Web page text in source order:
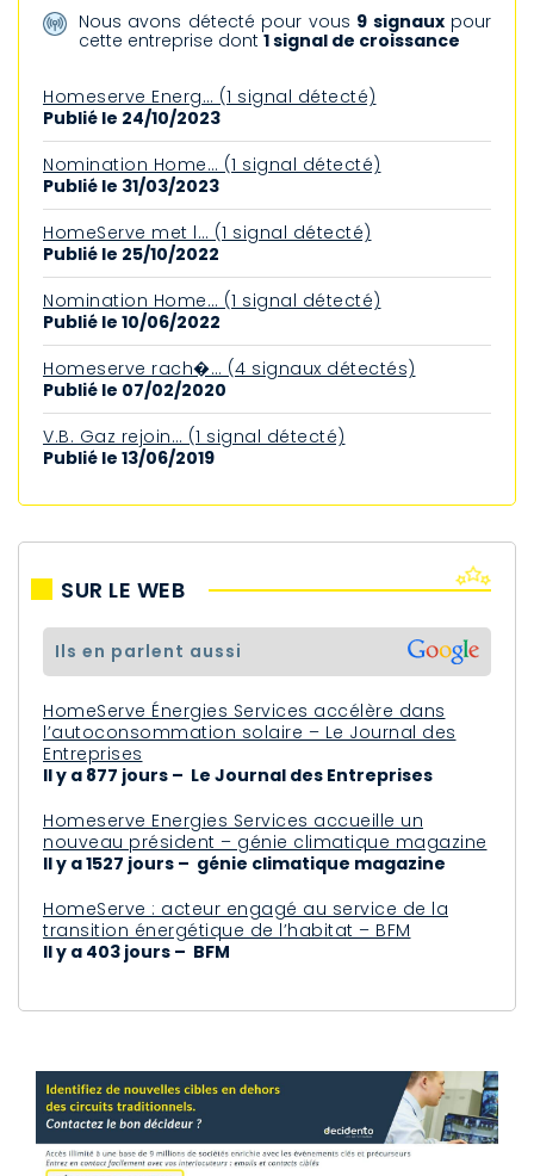
Nous avons détecté pour vous 9 signauxpour
cette entreprise dont1 signal de croissance
Homeserve Energ… (1 signal détecté)
Publié le 24/10/2023
Nomination Home… (1 signal détecté)
Publié le 31/03/2023
HomeServe met l… (1 signal détecté)
Publié le 25/10/2022
Nomination Home… (1 signal détecté)
Publié le 10/06/2022
Homeserve rach�… (4 signaux détectés)
Publié le 07/02/2020
V.B. Gaz rejoin… (1 signal détecté)
Publié le 13/06/2019
SUR LE WEB
ils en parlent aussi
HomeServe Énergies Services accélère dans
l’autoconsommation solaire – Le Journal des
Entreprises
Il y a 877 jours – Le Journal des Entreprises
Homeserve Energies Services accueille un
nouveau président – génie climatique magazine
Il y a 1527 jours – génie climatique magazine
HomeServe : acteur engagé au service de la
transition énergétique de l’habitat – BFM
Il y a 403 jours – BFM